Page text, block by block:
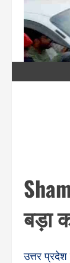
बड़ा
उत्तर प्रदेश